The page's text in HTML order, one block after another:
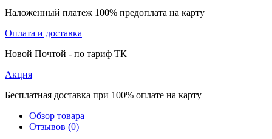
Наложенный платеж 100% предоплата на карту
Оплата и доставка
Новой Почтой - по тариф ТК
Акция
Бесплатная доставка при 100% оплате на карту
Обзор товара
Отзывов (0)